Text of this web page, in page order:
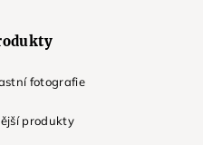
fotografie
produkty